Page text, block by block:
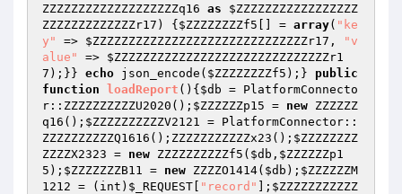
ZZZZZZZZZZZZZZZZZZZq16 as
$ZZZZZZZZZZZZZZZZZ
ZZZZZZZZZZZZZr17 ) { $ZZZZZZZZf5 [] = array( "ke
y"
=> $ZZZZZZZZZZZZZZZZZZZZZZZZZZZZZZr17 ,
"v
alue"
=> $ZZZZZZZZZZZZZZZZZZZZZZZZZZZZZZr1
7 );}} echo json_encode( $ZZZZZZZZf5 );} public
function
loadReport () { $db = PlatformConnecto
r::ZZZZZZZZZZU2020(); $ZZZZZZp15 = new ZZZZZZ
q16(); $ZZZZZZZZZZV2121 = PlatformConnector::
ZZZZZZZZZZQ1616();ZZZZZZZZZZZx23(); $ZZZZZZZZ
ZZZZX2323 = new ZZZZZZZZZZf5( $db , $ZZZZZZp1
5 ); $ZZZZZZZB11 = new ZZZZO1414( $db ); $ZZZZZZM
1212 = (int) $_REQUEST "record" ]; $ZZZZZZZZZZZ